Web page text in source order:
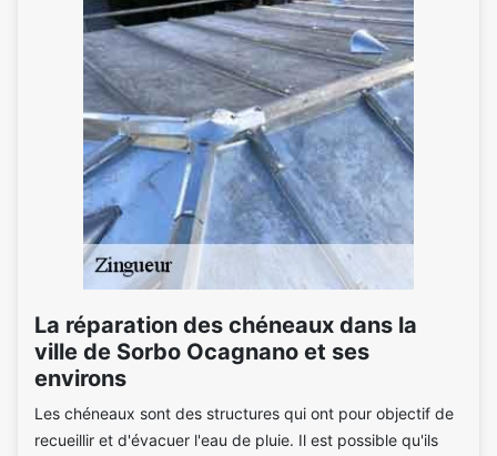
La réparation des chéneaux dans la
ville de Sorbo Ocagnano et ses
environs
Les chéneaux sont des structures qui ont pour objectif de
recueillir et d'évacuer l'eau de pluie. Il est possible qu'ils